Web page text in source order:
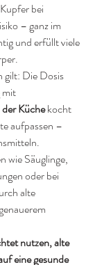
bei
– ganz im
und erfüllt viele
gilt: Die Dosis
mit
Küche kocht
aufpassen –
wie Säuglinge,
oder bei
alte
nutzen, alte
eine gesunde